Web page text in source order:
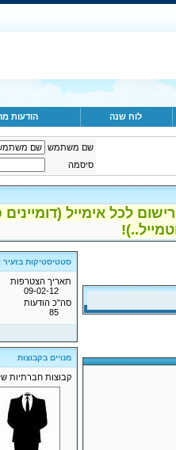
לוח שנה הודעות
שם משתמש
סיסמה
לכל אימייל (דומיינים
סטטיסטיקות בזעיר
תאריך הצטרפות
09-02-12
סה"כ הודעות
85
מנויים בקבוצות
קבוצות חברתיות